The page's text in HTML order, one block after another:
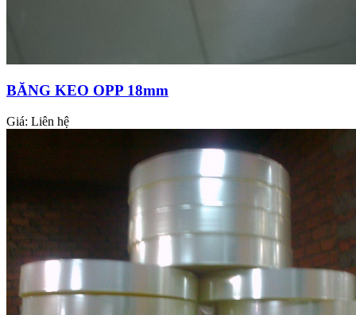
BĂNG KEO OPP 18mm
Giá: Liên hệ